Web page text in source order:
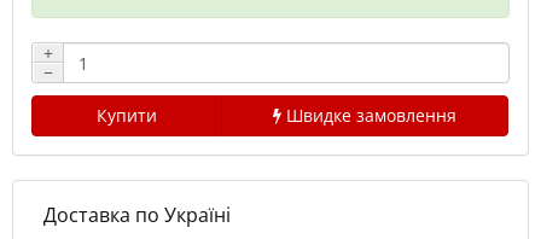
+
−
Купити
Швидке замовлення
Доставка по Україні